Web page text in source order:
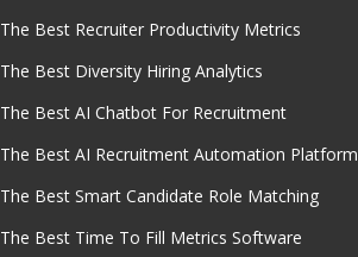
The Best Recruiter Productivity Metrics
The Best Diversity Hiring Analytics
The Best AI Chatbot For Recruitment
The Best AI Recruitment Automation Platform
The Best Smart Candidate Role Matching
The Best Time To Fill Metrics Software